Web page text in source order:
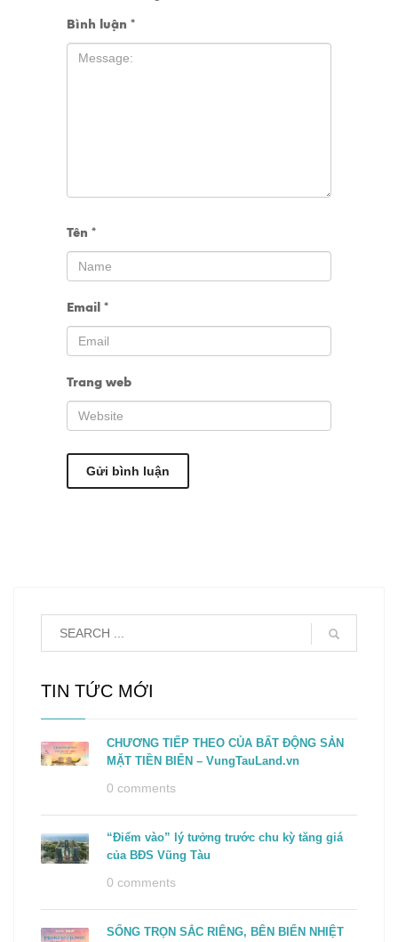
Bình luận *
Tên *
Email *
Trang web
TIN TỨC MỚI
CHƯƠNG TIẾP THEO CỦA BẤT ĐỘNG SẢN
MẶT TIỀN BIỂN – VungTauLand.vn
0 comments
“Điểm vào” lý tưởng trước chu kỳ tăng giá
của BĐS Vũng Tàu
0 comments
SỐNG TRỌN SẮC RIÊNG, BÊN BIỂN NHIỆT